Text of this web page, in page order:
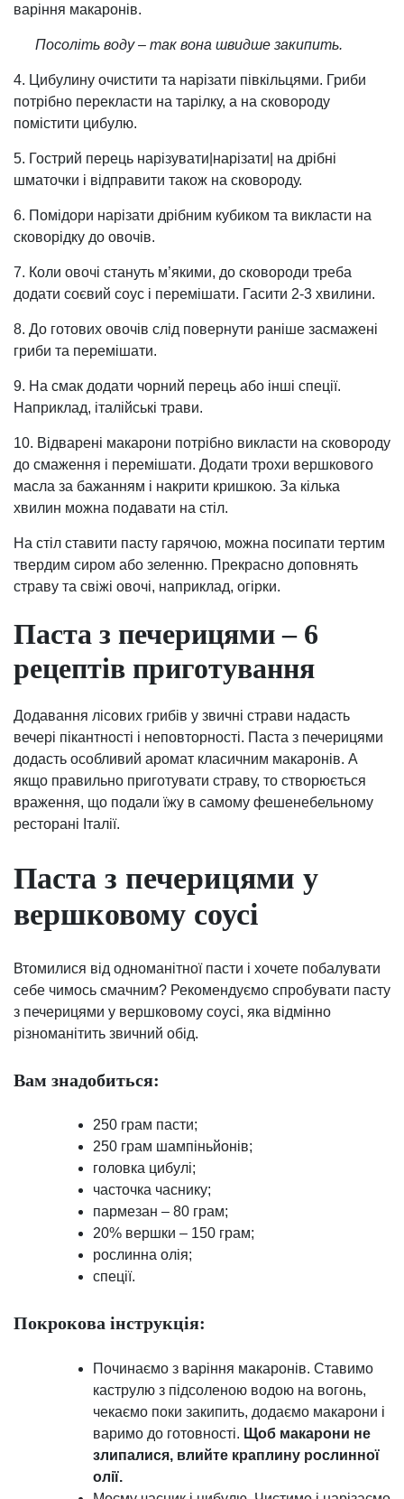
варіння макаронів.
Посоліть воду – так вона швидше закипить.
4. Цибулину очистити та нарізати півкільцями. Гриби
потрібно перекласти на тарілку, а на сковороду
помістити цибулю.
5. Гострий перець нарізувати|нарізати| на дрібні
шматочки і відправити також на сковороду.
6. Помідори нарізати дрібним кубиком та викласти на
сковорідку до овочів.
7. Коли овочі стануть м’якими, до сковороди треба
додати соєвий соус і перемішати. Гасити 2-3 хвилини.
8. До готових овочів слід повернути раніше засмажені
гриби та перемішати.
9. На смак додати чорний перець або інші спеції.
Наприклад, італійські трави.
10. Відварені макарони потрібно викласти на сковороду
до смаження і перемішати. Додати трохи вершкового
масла за бажанням і накрити кришкою. За кілька
хвилин можна подавати на стіл.
На стіл ставити пасту гарячою, можна посипати тертим
твердим сиром або зеленню. Прекрасно доповнять
страву та свіжі овочі, наприклад, огірки.
Паста з печерицями – 6
рецептів приготування
Додавання лісових грибів у звичні страви надасть
вечері пікантності і неповторності. Паста з печерицями
додасть особливий аромат класичним макаронів. А
якщо правильно приготувати страву, то створюється
враження, що подали їжу в самому фешенебельному
ресторані Італії.
Паста з печерицями у
вершковому соусі
Втомилися від одноманітної пасти і хочете побалувати
себе чимось смачним? Рекомендуємо спробувати пасту
з печерицями у вершковому соусі, яка відмінно
різноманітить звичний обід.
Вам знадобиться:
250 грам пасти;
250 грам шампіньйонів;
головка цибулі;
часточка часнику;
пармезан – 80 грам;
20% вершки – 150 грам;
рослинна олія;
спеції.
Покрокова інструкція:
Починаємо з варіння макаронів. Ставимо
каструлю з підсоленою водою на вогонь,
чекаємо поки закипить, додаємо макарони і
варимо до готовності. Щоб макарони не
злипалися, влийте краплину рослинної
олії.